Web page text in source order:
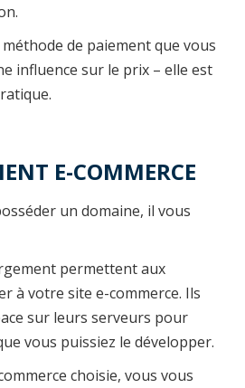
de paiement que vous
influence sur le prix – elle est
E-COMMERCE
un domaine, il vous
permettent aux
à votre site e-commerce. Ils
sur leurs serveurs pour
vous puissiez le développer.
choisie, vous vous